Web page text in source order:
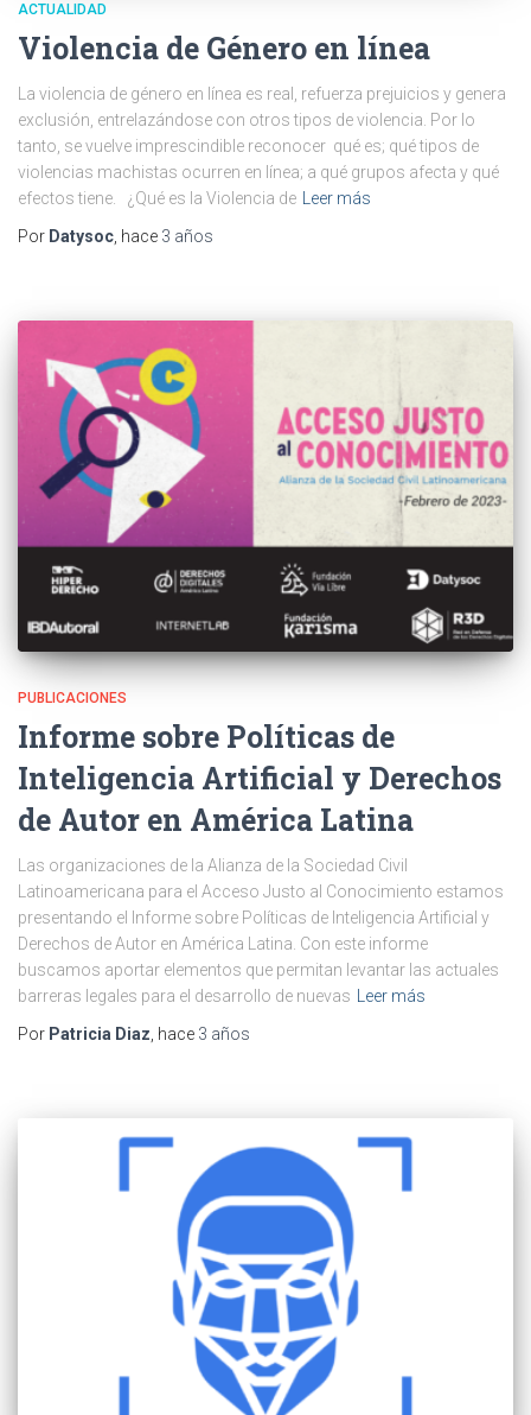
ACTUALIDAD
Violencia de Género en línea
La violencia de género en línea es real, refuerza prejuicios y genera
exclusión, entrelazándose con otros tipos de violencia. Por lo
tanto, se vuelve imprescindible reconocer qué es; qué tipos de
violencias machistas ocurren en línea; a qué grupos afecta y qué
efectos tiene. ¿Qué es la Violencia de Leer más
Por Datysoc, hace 3 años
PUBLICACIONES
Informe sobre Políticas de
Inteligencia Artificial y Derechos
de Autor en América Latina
Las organizaciones de la Alianza de la Sociedad Civil
Latinoamericana para el Acceso Justo al Conocimiento estamos
presentando el Informe sobre Políticas de Inteligencia Artificial y
Derechos de Autor en América Latina. Con este informe
buscamos aportar elementos que permitan levantar las actuales
barreras legales para el desarrollo de nuevas
Leer más
Por Patricia Diaz , hace 3 años